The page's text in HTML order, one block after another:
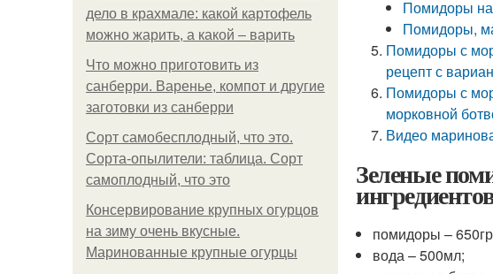
дело в крахмале: какой картофель
можно жарить, а какой – варить
Что можно приготовить из
санберри. Варенье, компот и другие
заготовки из санберри
Сорт самобесплодный, что это.
Сорта-опылители: таблица. Сорт
самоплодный, что это
Консервирование крупных огурцов
на зиму очень вкусные.
Маринованные крупные огурцы
Помидоры на
Помидоры,
Помидоры с
рецепт с
Помидоры с
морковной
Видео
Зеленые
помидоры –
вода – 500мл;